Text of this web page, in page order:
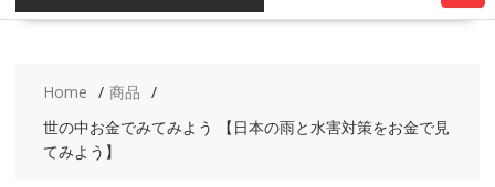
Home
商品
世の中お金でみてみよう 【日本の雨と水害対策をお金で見
てみよう】